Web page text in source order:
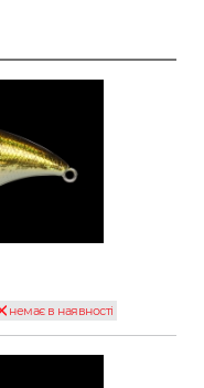
немає в наявності